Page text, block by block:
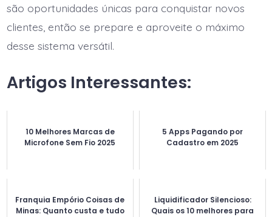
são oportunidades únicas para conquistar novos
clientes, então se prepare e aproveite o máximo
desse sistema versátil.
Artigos Interessantes:
10 Melhores Marcas de
Microfone Sem Fio 2025
5 Apps Pagando por
Cadastro em 2025
Franquia Empório Coisas de
Minas: Quanto custa e tudo
Liquidificador Silencioso:
Quais os 10 melhores para